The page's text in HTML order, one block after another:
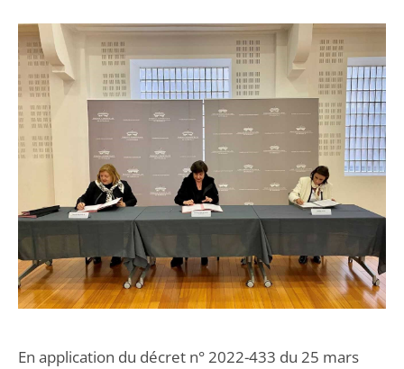
En application du décret n° 2022-433 du 25 mars